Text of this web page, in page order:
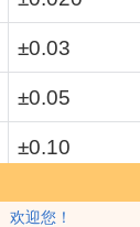
欢迎您！
±0.03
±0.05
±0.10
±0.15